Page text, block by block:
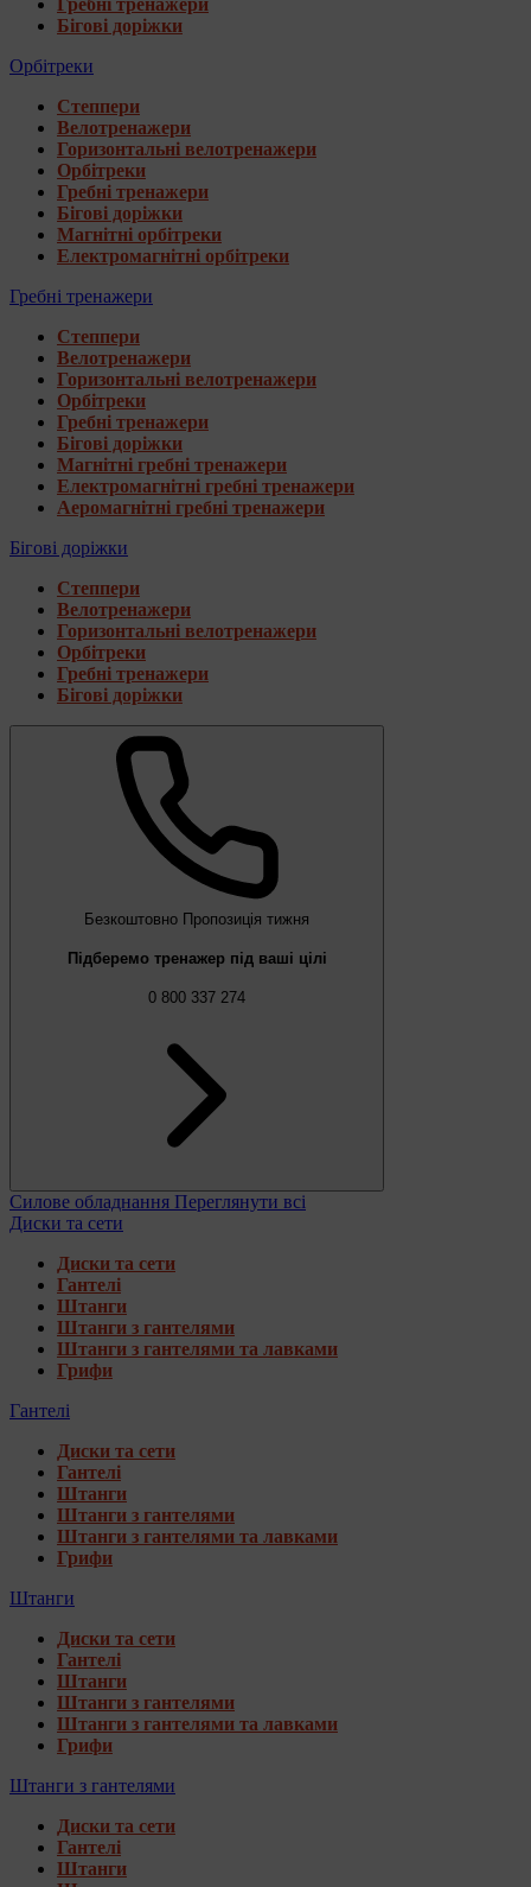
Гребні тренажери
Бігові доріжки
Орбітреки
Степпери
Велотренажери
Горизонтальні велотренажери
Орбітреки
Гребні тренажери
Бігові доріжки
Магнітні орбітреки
Електромагнітні орбітреки
Гребні тренажери
Степпери
Велотренажери
Горизонтальні велотренажери
Орбітреки
Гребні тренажери
Бігові доріжки
Магнітні гребні тренажери
Електромагнітні гребні тренажери
Аеромагнітні гребні тренажери
Бігові доріжки
Степпери
Велотренажери
Горизонтальні велотренажери
Орбітреки
Гребні тренажери
Бігові доріжки
Безкоштовно Пропозиція тижня
Підберемо тренажер під ваші цілі
0 800 337 274
Силове обладнання Переглянути всі
Диски та сети
Диски та сети
Гантелі
Штанги
Штанги з гантелями
Штанги з гантелями та лавками
Грифи
Гантелі
Диски та сети
Гантелі
Штанги
Штанги з гантелями
Штанги з гантелями та лавками
Грифи
Штанги
Диски та сети
Гантелі
Штанги
Штанги з гантелями
Штанги з гантелями та лавками
Грифи
Штанги з гантелями
Диски та сети
Гантелі
Штанги